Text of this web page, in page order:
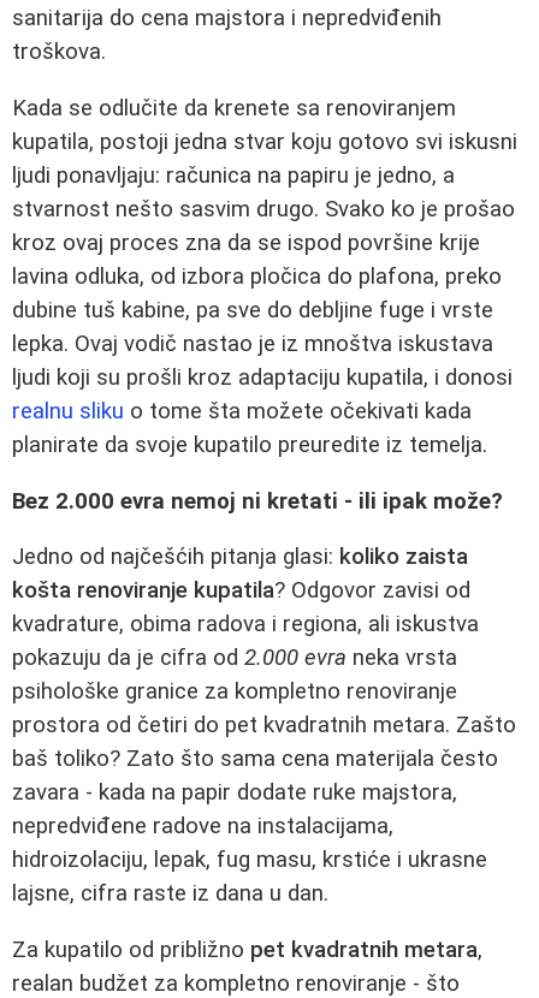
sanitarija do cena majstora i nepredviđenih
troškova.
Kada se odlučite da krenete sa renoviranjem
kupatila, postoji jedna stvar koju gotovo svi iskusni
ljudi ponavljaju: računica na papiru je jedno, a
stvarnost nešto sasvim drugo. Svako ko je prošao
kroz ovaj proces zna da se ispod površine krije
lavina odluka, od izbora pločica do plafona, preko
dubine tuš kabine, pa sve do debljine fuge i vrste
lepka. Ovaj vodič nastao je iz mnoštva iskustava
ljudi koji su prošli kroz adaptaciju kupatila, i donosi
realnu sliku o tome šta možete očekivati kada
planirate da svoje kupatilo preuredite iz temelja.
Bez 2.000 evra nemoj ni kretati - ili ipak može?
Jedno od najčešćih pitanja glasi: koliko zaista
košta renoviranje kupatila? Odgovor zavisi od
kvadrature, obima radova i regiona, ali iskustva
pokazuju da je cifra od 2.000 evra neka vrsta
psihološke granice za kompletno renoviranje
prostora od četiri do pet kvadratnih metara. Zašto
baš toliko? Zato što sama cena materijala često
zavara - kada na papir dodate ruke majstora,
nepredviđene radove na instalacijama,
hidroizolaciju, lepak, fug masu, krstiće i ukrasne
lajsne, cifra raste iz dana u dan.
Za kupatilo od približno pet kvadratnih metara,
realan budžet za kompletno renoviranje - što